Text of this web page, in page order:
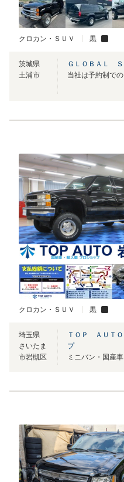
クロカン・ＳＵＶ 黒
茨城県
土浦市
ＧＬＯＢＡＬ
クロカン・ＳＵＶ 黒
埼玉県
さいたま
市岩槻区
ＴＯＰ ＡＵＴ
プ